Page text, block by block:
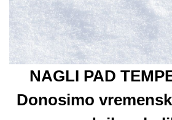
NAGLI PAD
Donosimo